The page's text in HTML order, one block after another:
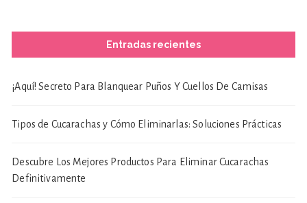
Entradas recientes
¡Aquí! Secreto Para Blanquear Puños Y Cuellos De Camisas
Tipos de Cucarachas y Cómo Eliminarlas: Soluciones Prácticas
Descubre Los Mejores Productos Para Eliminar Cucarachas
Definitivamente